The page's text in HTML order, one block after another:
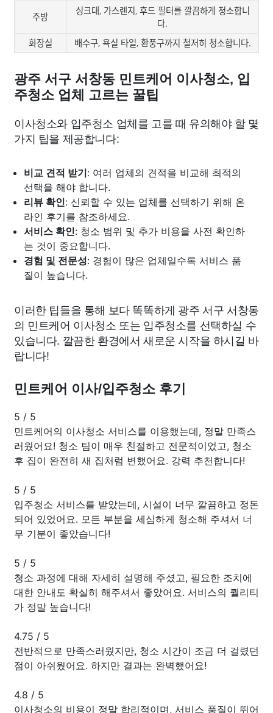
주방
싱크대, 가스렌지, 후드 필터를 깔끔하게 청소합니
다.
화장실
배수구, 욕실 타일, 환풍구까지 철저히 청소합니다.
광주 서구 서창동 민트케어 이사청소, 입
주청소 업체 고르는 꿀팁
이사청소와 입주청소 업체를 고를 때 유의해야 할 몇
가지 팁을 제공합니다:
비교 견적 받기: 여러 업체의 견적을 비교해 최적의
선택을 해야 합니다.
리뷰 확인: 신뢰할 수 있는 업체를 선택하기 위해 온
라인 후기를 참조하세요.
서비스 확인: 청소 범위 및 추가 비용을 사전 확인하
는 것이 중요합니다.
경험 및 전문성: 경험이 많은 업체일수록 서비스 품
질이 높습니다.
이러한 팁들을 통해 보다 똑똑하게 광주 서구 서창동
의 민트케어 이사청소 또는 입주청소를 선택하실 수
있습니다. 깔끔한 환경에서 새로운 시작을 하시길 바
랍니다!
민트케어 이사/입주청소 후기
5 / 5
민트케어의 이사청소 서비스를 이용했는데, 정말 만족스
러웠어요! 청소 팀이 매우 친절하고 전문적이었고, 청소
후 집이 완전히 새 집처럼 변했어요. 강력 추천합니다!
5 / 5
입주청소 서비스를 받았는데, 시설이 너무 깔끔하고 정돈
되어 있었어요. 모든 부분을 세심하게 청소해 주셔서 너
무 기분이 좋았습니다!
5 / 5
청소 과정에 대해 자세히 설명해 주셨고, 필요한 조치에
대한 안내도 확실히 해주셔서 좋았어요. 서비스의 퀄리티
가 정말 높습니다!
4.75 / 5
전반적으로 만족스러웠지만, 청소 시간이 조금 더 걸렸던
점이 아쉬웠어요. 하지만 결과는 완벽했어요!
4.8 / 5
이사청소의 비용이 정말 합리적이며, 서비스 품질이 뛰어